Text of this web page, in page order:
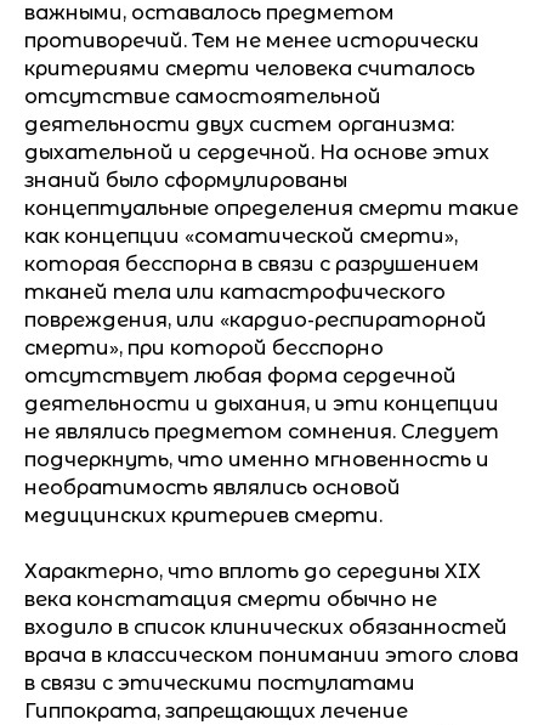
важными, оставалось предметом
противоречий. Тем не менее исторически
критериями смерти человека считалось
отсутствие самостоятельной
деятельности двух систем организма:
дыхательной и сердечной. На основе этих
знаний было сформулированы
концептуальные определения смерти такие
как концепции «соматической смерти»,
которая бесспорна в связи с разрушением
тканей тела или катастрофического
повреждения, или «кардио-респираторной
смерти», при которой бесспорно
отсутствует любая форма сердечной
деятельности и дыхания, и эти концепции
не являлись предметом сомнения. Следует
подчеркнуть, что именно мгновенность и
необратимость являлись основой
медицинских критериев смерти.
Характерно, что вплоть до середины XIX
века констатация смерти обычно не
входило в список клинических обязанностей
врача в классическом понимании этого слова
в связи с этическими постулатами
Гиппократа, запрещающих лечение